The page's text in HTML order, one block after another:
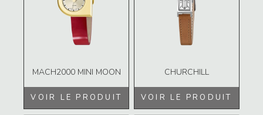
MACH2000 MINI MOON
VOIR LE PRODUIT
CHURCHILL
VOIR LE PRODUIT